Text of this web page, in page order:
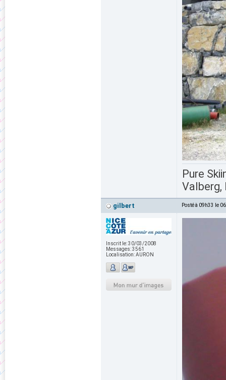
Pure
Valberg,
gilbert Posté à 09h33 le
Inscrit le:30/03/2008
Messages:3561
Localisation:AURON